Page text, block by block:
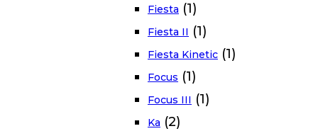
Fiesta (1)
Fiesta II (1)
Fiesta Kinetic (1)
Focus (1)
Focus III (1)
Ka (2)